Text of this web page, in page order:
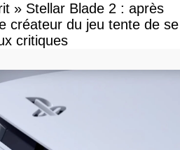
» Stellar Blade 2 : après
créateur du jeu tente de se
critiques